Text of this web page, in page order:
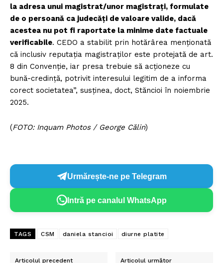
la adresa unui magistrat/unor magistrați, formulate
de o persoană ca judecăți de valoare valide, dacă
acestea nu pot fi raportate la minime date factuale
verificabile. CEDO a stabilit prin hotărârea menționată
că inclusiv reputația magistraților este protejată de art.
8 din Convenție, iar presa trebuie să acționeze cu
bună-credință, potrivit interesului legitim de a informa
corect societatea”, susținea, doct, Stăncioi în noiembrie
2025.
(FOTO: Inquam Photos / George Călin)
Urmărește-ne pe Telegram
Intră pe canalul WhatsApp
TAGS CSM daniela stancioi diurne platite
Articolul precedent Articolul următor